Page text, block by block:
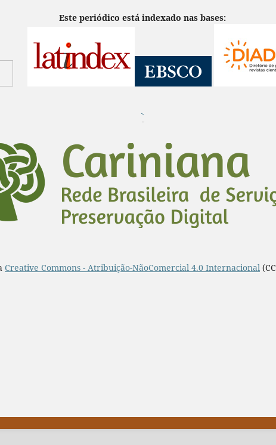
Este periódico está indexado nas bases:
¨
Creative Commons - Atribuição-NãoComercial 4.0 Internacional